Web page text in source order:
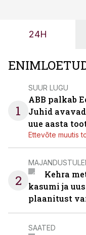
24H
1
SUUR LUGU
ABB palkab
Juhid
uue aasta
Ettevõte muutis
2
Kehra
kasumi ja
plaanitust
SAATED